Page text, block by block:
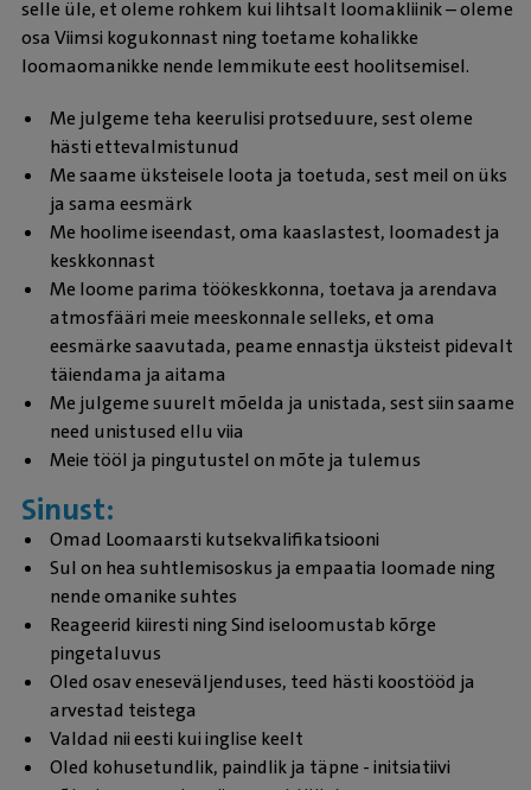
selle üle, et oleme rohkem kui lihtsalt loomakliinik – oleme
osa Viimsi kogukonnast ning toetame kohalikke
loomaomanikke nende lemmikute eest hoolitsemisel.
Me julgeme teha keerulisi protseduure, sest oleme
hästi ettevalmistunud
Me saame üksteisele loota ja toetuda, sest meil on üks
ja sama eesmärk
Me hoolime iseendast, oma kaaslastest, loomadest ja
keskkonnast
Me loome parima töökeskkonna, toetava ja arendava
atmosfääri meie meeskonnale selleks, et oma
eesmärke saavutada, peame ennastja üksteist pidevalt
täiendama ja aitama
Me julgeme suurelt mõelda ja unistada, sest siin saame
need unistused ellu viia
Meie tööl ja pingutustel on mõte ja tulemus
Sinust:
Omad Loomaarsti kutsekvalifikatsiooni
Sul on hea suhtlemisoskus ja empaatia loomade ning
nende omanike suhtes
Reageerid kiiresti ning Sind iseloomustab kõrge
pingetaluvus
Oled osav eneseväljenduses, teed hästi koostööd ja
arvestad teistega
Valdad nii eesti kui inglise keelt
Oled kohusetundlik, paindlik ja täpne - initsiatiivi